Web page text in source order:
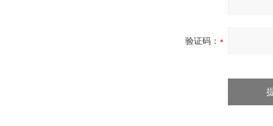
验证码：